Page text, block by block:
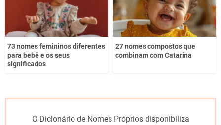
73 nomes femininos diferentes
para bebê e os seus
significados
27 nomes compostos que
combinam com Catarina
O Dicionário de Nomes Próprios disponibiliza